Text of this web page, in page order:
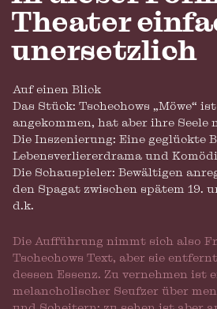
Theater
unersetzlich
Auf einen Blick
Das Stück: Tschechows „Möwe“
angekommen, hat aber ihre Seele
Die Inszenierung: Eine geglückte
Lebensverliererdrama und
Die Schauspieler: Bewältigen
den Spagat zwischen spätem 19.
d.k.
Die Aufführung nimmt sich also
Tschechows Text, aber sie
dessen Essenz. Zu vernehmen ist
melancholischer Seufzer über